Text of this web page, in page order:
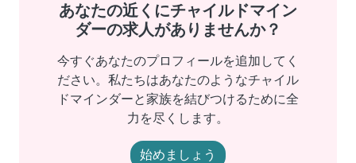
あなたの近くにチャイルドマイン
ダーの求人がありませんか？
今すぐあなたのプロフィールを追加してく
ださい。私たちはあなたのようなチャイル
ドマインダーと家族を結びつけるために全
力を尽くします。
始めましょう